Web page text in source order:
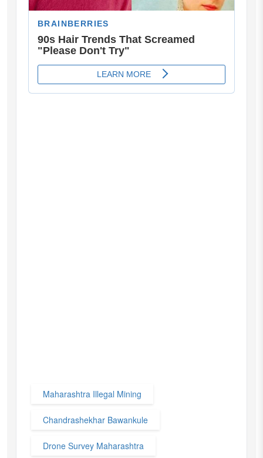
Maharashtra Illegal Mining
Chandrashekhar Bawankule
Drone Survey Maharashtra